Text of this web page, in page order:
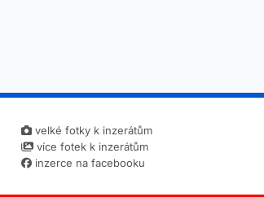
velké fotky k inzerátům
více fotek k inzerátům
inzerce na facebooku